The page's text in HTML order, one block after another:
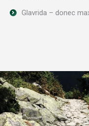
Glavrida – donec